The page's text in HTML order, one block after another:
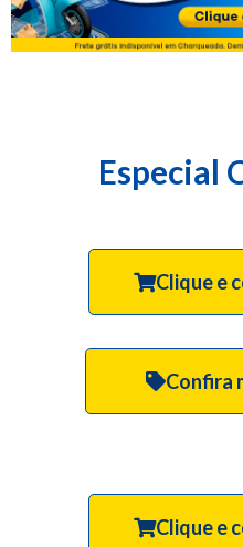
Especial
Clique e
Confira
Clique e